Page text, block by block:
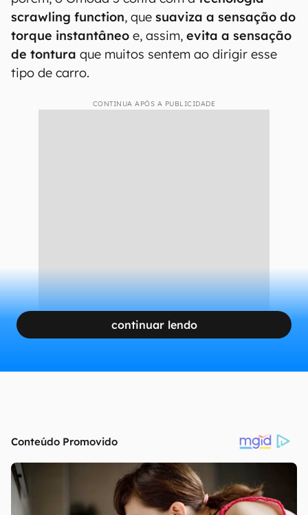
scrawling function, que suaviza a sensação do
torque instantâneo e, assim, evita a sensação
de tontura que muitos sentem ao dirigir esse
tipo de carro.
CONTINUA APÓS A PUBLICIDADE
continuar lendo